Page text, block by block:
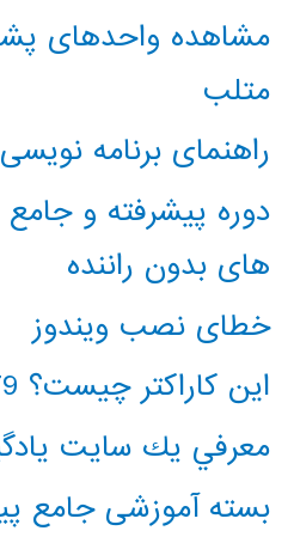
مشاهده واحدهای
متلب
راهنمای برنامه
دوره پیشرفته و
های بدون راننده
خطای نصب ویندوز
این کاراکتر چیست؟ 65279
معرفي يك سايت
بسته آموزشی جامع